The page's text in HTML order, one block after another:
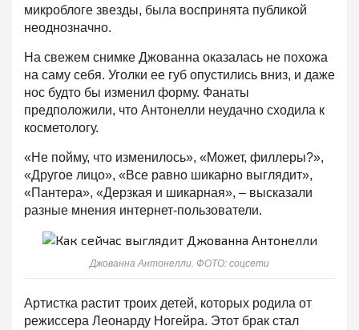
микроблоге звезды, была воспринята публикой
неоднозначно.
На свежем снимке Джованна оказалась не похожа
на саму себя. Уголки ее губ опустились вниз, и даже
нос будто бы изменил форму. Фанаты
предположили, что Антонелли неудачно сходила к
косметологу.
«Не пойму, что изменилось», «Может, филлеры?»,
«Другое лицо», «Все равно шикарно выглядит»,
«Пантера», «Дерзкая и шикарная», – высказали
разные мнения интернет-пользователи.
Джованна Антонелли. ФОТО: соцсети
Артистка растит троих детей, которых родила от
режиссера Леонарду Ногейра. Этот брак стал